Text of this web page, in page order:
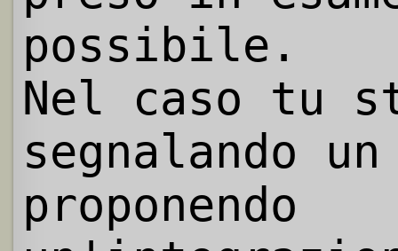
possibile.
Nel caso tu
segnalando
proponendo